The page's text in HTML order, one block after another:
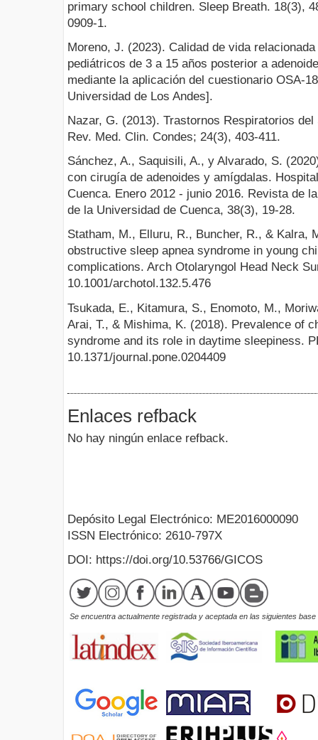
primary school children. Sleep Breath. 18(3),
0909-1.
Moreno, J. (2023). Calidad de vida
pediátricos de 3 a 15 años posterior a
mediante la aplicación del cuestionario OSA-
Universidad de Los Andes].
Nazar, G. (2013). Trastornos Respiratorios
Rev. Med. Clin. Condes; 24(3), 403-411.
Sánchez, A., Saquisili, A., y Alvarado, S.
con cirugía de adenoides y amígdalas.
Cuenca. Enero 2012 - junio 2016. Revista de
de la Universidad de Cuenca, 38(3), 19-28.
Statham, M., Elluru, R., Buncher, R., & Kalra,
obstructive sleep apnea syndrome in young
complications. Arch Otolaryngol Head Neck
10.1001/archotol.132.5.476
Tsukada, E., Kitamura, S., Enomoto, M.,
Arai, T., & Mishima, K. (2018). Prevalence of
syndrome and its role in daytime sleepiness.
10.1371/journal.pone.0204409
Enlaces refback
No hay ningún enlace refback.
Depósito Legal Electrónico: ME2016000090
ISSN Electrónico: 2610-797X
DOI: https://doi.org/10.53766/GICOS
Se encuentra actualmente registrada y aceptada en las siguientes